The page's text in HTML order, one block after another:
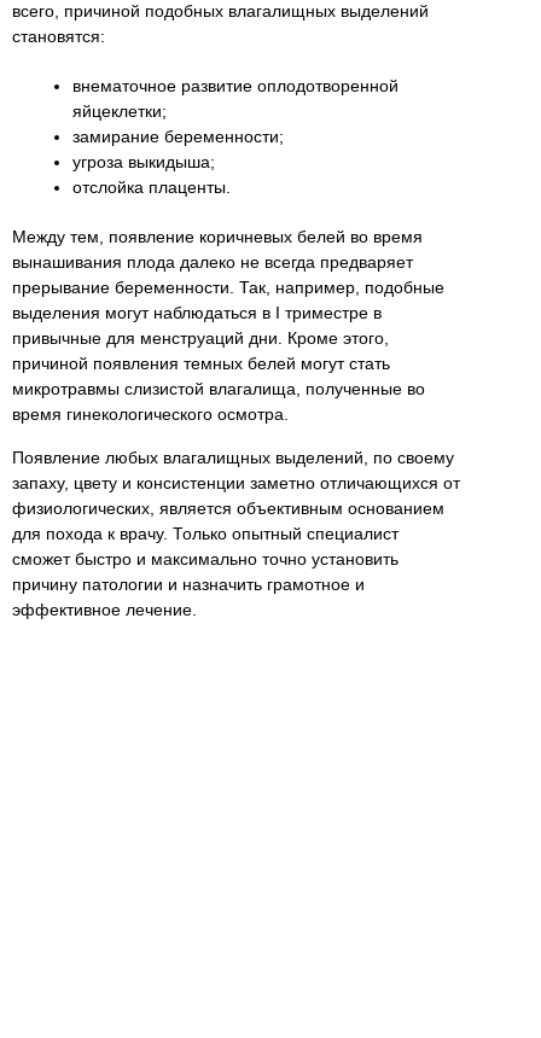
всего, причиной подобных влагалищных выделений
становятся:
внематочное развитие оплодотворенной
яйцеклетки;
замирание беременности;
угроза выкидыша;
отслойка плаценты.
Между тем, появление коричневых белей во время
вынашивания плода далеко не всегда предваряет
прерывание беременности. Так, например, подобные
выделения могут наблюдаться в I триместре в
привычные для менструаций дни. Кроме этого,
причиной появления темных белей могут стать
микротравмы слизистой влагалища, полученные во
время гинекологического осмотра.
Появление любых влагалищных выделений, по своему
запаху, цвету и консистенции заметно отличающихся от
физиологических, является объективным основанием
для похода к врачу. Только опытный специалист
сможет быстро и максимально точно установить
причину патологии и назначить грамотное и
эффективное лечение.